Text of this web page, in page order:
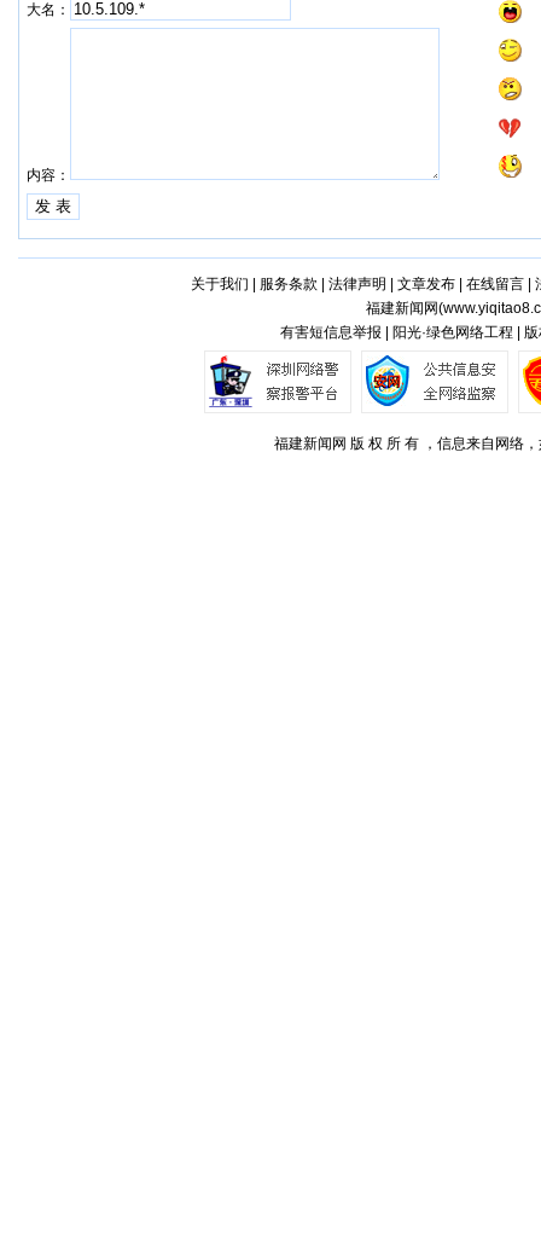
大名：
内容：
关于我们 服务条款 法律声明 文章发布| 在线留言|
福建新闻网(
有害短信息举报 | 阳光·绿色网络工程 |
福建新闻网 版 权 所 有 ，信息来自网络